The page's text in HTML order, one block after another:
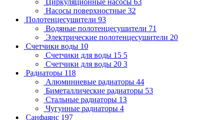
Циркуляционные насосы 63
Насосы поверхностные 32
Полотенцесушители 93
Водяные полотенцесушители 71
Электрические полотенцесушители 20
Счетчики воды 10
Счетчики для воды 15 5
Счетчики для воды 20 3
Радиаторы 118
Алюминиевые радиаторы 44
Биметаллические радиаторы 53
Стальные радиаторы 13
Чугунные радиаторы 4
Санфаянс 197